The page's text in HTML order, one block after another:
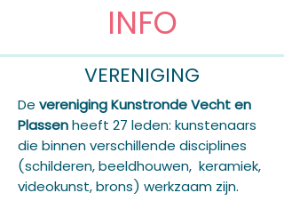
INFO
VERENIGING
De vereniging Kunstronde Vecht en
Plassenheeft 27 leden: kunstenaars
die binnen verschillende disciplines
(schilderen, beeldhouwen, keramiek,
videokunst, brons) werkzaam zijn.